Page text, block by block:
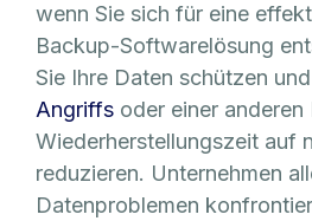
wenn Sie sich für eine
Backup-Softwarelösung
Sie Ihre Daten schützen
Angriffs oder einer
Wiederherstellungszeit auf
reduzieren. Unternehmen
Datenproblemen